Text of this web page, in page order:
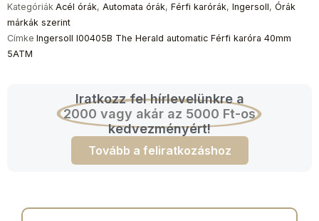
Kategóriák Acél órák, Automata órák, Férfi karórák, Ingersoll, Órák
márkák szerint
Címke Ingersoll I00405B The Herald automatic Férfi karóra 40mm
5ATM
Iratkozz fel hírlevelünkre a
2000 vagy akár az 5000 Ft-os
kedvezményért!
Tovább a feliratkozáshoz